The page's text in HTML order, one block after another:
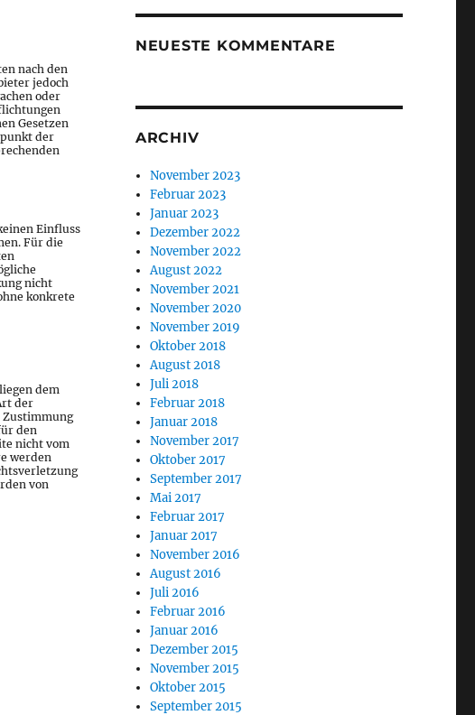
nach den
jedoch
oder
Gesetzen
der
Einfluss
Für die
nicht
konkrete
dem
der
Zustimmung
den
nicht vom
werden
von
NEUESTE KOMMENTARE
ARCHIV
November 2023
Februar 2023
Januar 2023
Dezember 2022
November 2022
August 2022
November 2021
November 2020
November 2019
Oktober 2018
August 2018
Juli 2018
Februar 2018
Januar 2018
November 2017
Oktober 2017
September 2017
Mai 2017
Februar 2017
Januar 2017
November 2016
August 2016
Juli 2016
Februar 2016
Januar 2016
Dezember 2015
November 2015
Oktober 2015
September 2015